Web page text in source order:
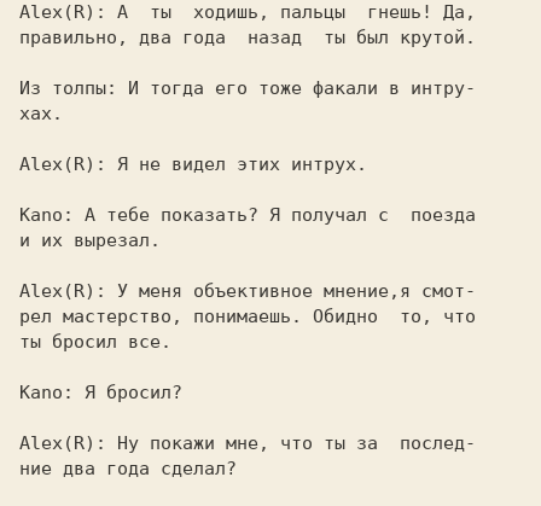
Alex(R): А  ты  ходишь, пальцы  гнешь! Да,
правильно, два года  назад  ты был крутой.
Из толпы: И тогда его тоже факали в интру-
хах.
Alex(R): Я не видел этих интрух.
Kano: А тебе показать? Я получал с  поезда
и их вырезал.
Alex(R): У меня объективное мнение,я смот-
рел мастерство, понимаешь. Обидно  то, что
ты бросил все.
Kano: Я бросил?
Alex(R): Ну покажи мне, что ты за  послед-
ние два года сделал?